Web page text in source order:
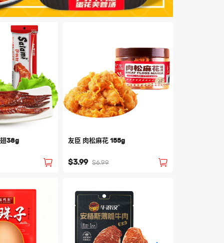
翅38g 友臣 肉松麻花 155g
$3.99 $6.99